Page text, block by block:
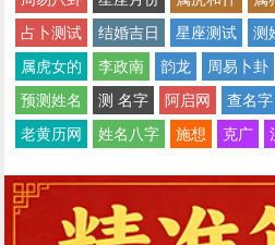
占卜测试
结婚吉日 星座测试 测
属虎女的
李政南 韵龙 周易卜卦
预测姓名
测 名字 阿启网 查名字
老黄历网
姓名八字 施想 克广